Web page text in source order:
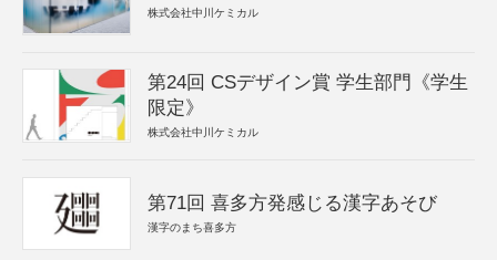
株式会社中川ケミカル
第24回 CSデザイン賞 学生部門《学生
限定》
株式会社中川ケミカル
第71回 喜多方発感じる漢字あそび
漢字のまち喜多方